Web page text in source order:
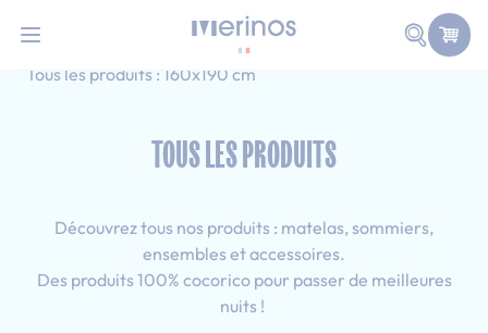
Faire
Accueil
Adulte
Tous les produits : 160x190 cm
TOUS LES PRODUITS
Découvrez tous nos produits : matelas, sommiers,
ensembles et accessoires.
Des produits 100% cocorico pour passer de meilleures
nuits !